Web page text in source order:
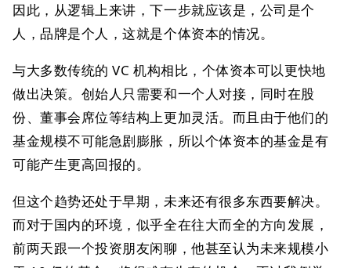
因此，从逻辑上来讲，下一步就应该是，公司是个
人，品牌是个人，这就是个体资本的情况。
与大多数传统的 VC 机构相比，个体资本可以更快地
做出决策。创始人只需要和一个人对接，同时在股
份、董事会席位等结构上更加灵活。而且由于他们的
基金规模不可能急剧膨胀，所以个体资本的基金是有
可能产生更高回报的。
但这个趋势还处于早期，未来还有很多东西要解决。
而对于国内的环境，似乎全在往大而全的方向发展，
前两天跟一个投资朋友闲聊，他甚至认为未来规模小